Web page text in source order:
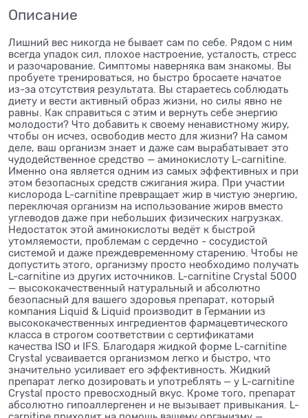
Описание
Лишний вес никогда не бывает сам по себе. Рядом с ним
всегда упадок сил, плохое настроение, усталость, стресс
и разочарование. Симптомы наверняка вам знакомы. Вы
пробуете тренироваться, но быстро бросаете начатое
из-за отсутствия результата. Вы стараетесь соблюдать
диету и вести активный образ жизни, но силы явно не
равны. Как справиться с этим и вернуть себе энергию
молодости? Что добавить к своему ненавистному жиру,
чтобы он исчез, освободив место для жизни? На самом
деле, ваш организм знает и даже сам вырабатывает это
чудодейственное средство — аминокислоту L-сarnitine.
Именно она является одним из самых эффективных и при
этом безопасных средств сжигания жира. При участии
кислорода L-сarnitine превращает жир в чистую энергию,
переключая организм на использование жиров вместо
углеводов даже при небольших физических нагрузках.
Недостаток этой аминокислоты ведёт к быстрой
утомляемости, проблемам с сердечно - сосудистой
системой и даже преждевременному старению. Чтобы не
допустить этого, организму просто необходимо получать
L-сarnitine из других источников. L-carnitine Crystal 5000
— высококачественный натуральный и абсолютно
безопасный для вашего здоровья препарат, который
компания Liquid & Liquid производит в Германии из
высококачественных ингредиентов фармацевтического
класса в строгом соответствии с сертификатами
качества ISO и IFS. Благодаря жидкой форме L-сarnitine
Crystal усваивается организмом легко и быстро, что
значительно усиливает его эффективность. Жидкий
препарат легко дозировать и употреблять — у L-сarnitine
Crystal просто превосходный вкус. Кроме того, препарат
абсолютно гипоаллергенен и не вызывает привыкания. L-